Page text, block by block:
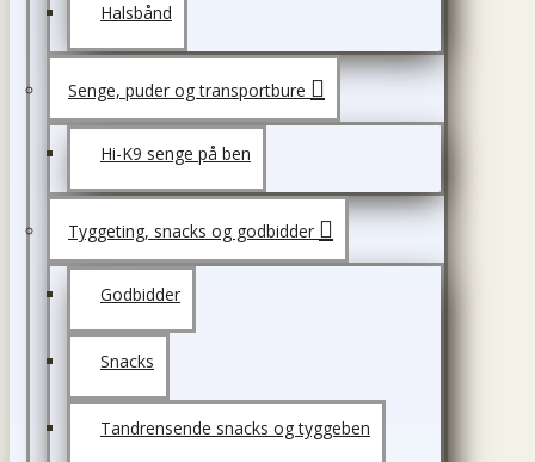
Halsbånd
Senge, puder og transportbure
Hi-K9 senge på ben
Tyggeting, snacks og godbidder
Godbidder
Snacks
Tandrensende snacks og tyggeben